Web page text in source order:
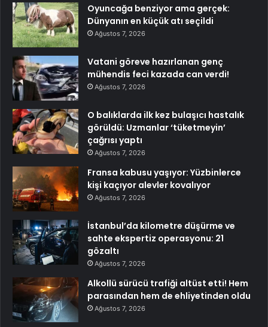
Oyuncağa benziyor ama gerçek:
Dünyanın en küçük atı seçildi
Ağustos 7, 2026
Vatani göreve hazırlanan genç
mühendis feci kazada can verdi!
Ağustos 7, 2026
O balıklarda ilk kez bulaşıcı hastalık
görüldü: Uzmanlar ‘tüketmeyin’
çağrısı yaptı
Ağustos 7, 2026
Fransa kabusu yaşıyor: Yüzbinlerce
kişi kaçıyor alevler kovalıyor
Ağustos 7, 2026
İstanbul’da kilometre düşürme ve
sahte ekspertiz operasyonu: 21
gözaltı
Ağustos 7, 2026
Alkollü sürücü trafiği altüst etti! Hem
parasından hem de ehliyetinden oldu
Ağustos 7, 2026